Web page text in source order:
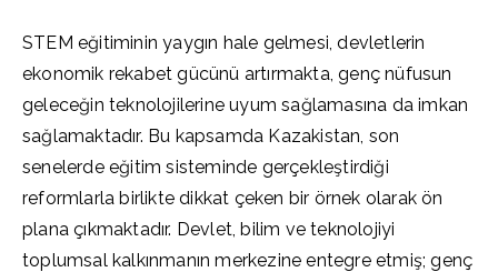
STEM eğitiminin yaygın hale gelmesi, devletlerin
ekonomik rekabet gücünü artırmakta, genç nüfusun
geleceğin teknolojilerine uyum sağlamasına da imkan
sağlamaktadır. Bu kapsamda Kazakistan, son
senelerde eğitim sisteminde gerçekleştirdiği
reformlarla birlikte dikkat çeken bir örnek olarak ön
plana çıkmaktadır. Devlet, bilim ve teknolojiyi
toplumsal kalkınmanın merkezine entegre etmiş; genç